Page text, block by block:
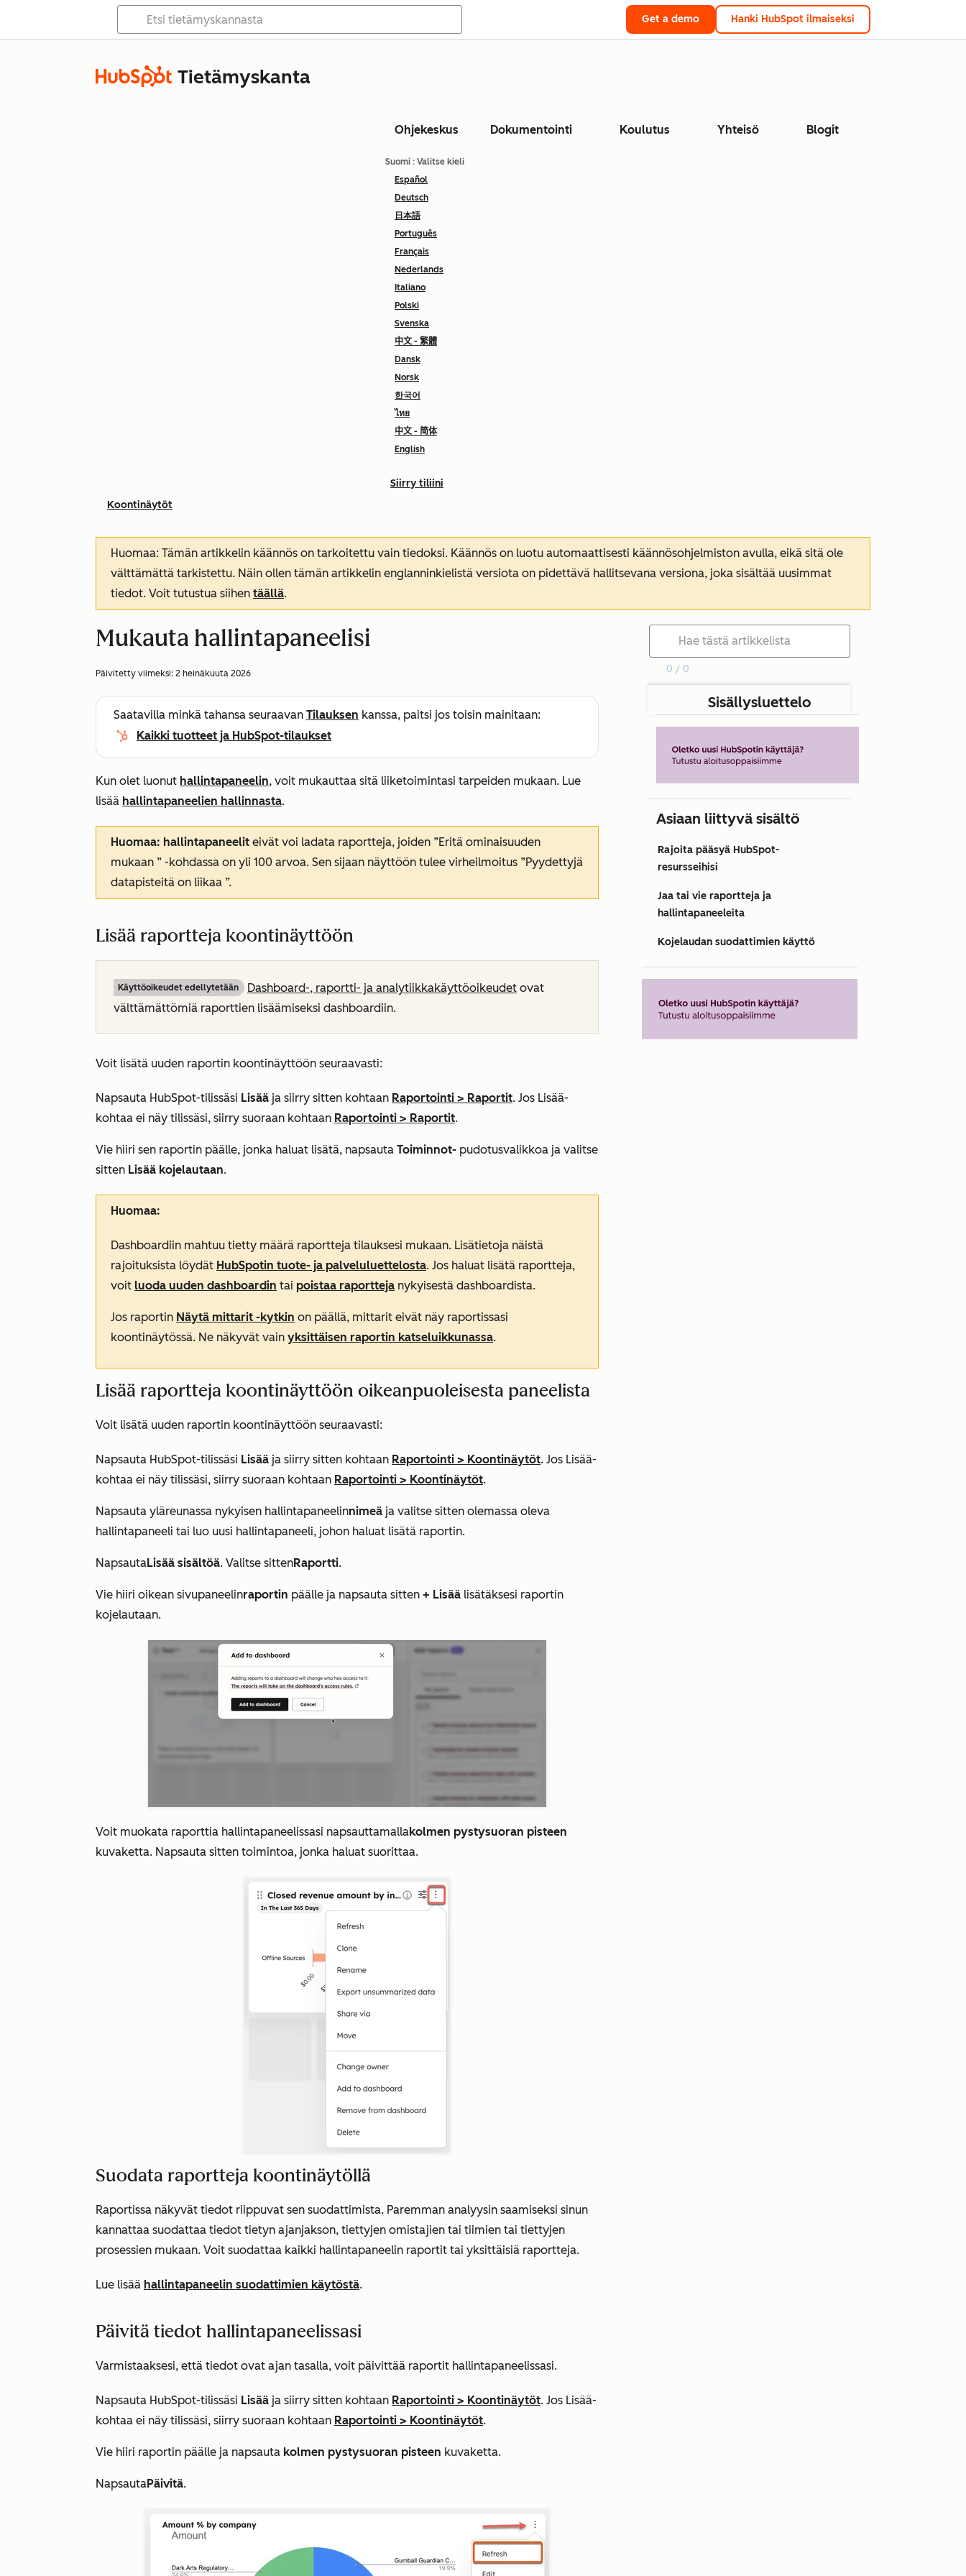
Get a demo Hanki HubSpot ilmaiseksi
Tietämyskanta
Ohjekeskus Dokumentointi Koulutus Yhteisö Blogit
Suomi : Valitse kieli
Español
Deutsch
日本語
Português
Français
Nederlands
Italiano
Polski
Svenska
中文 - 繁體
Dansk
Norsk
한국어
ไทย
中文 - 简体
English
Siirry tiliini
Koontinäytöt
Huomaa: Tämän artikkelin käännös on tarkoitettu vain tiedoksi. Käännös on luotu automaattisesti käännösohjelmiston avulla, eikä sitä ole
välttämättä tarkistettu. Näin ollen tämän artikkelin englanninkielistä versiota on pidettävä hallitsevana versiona, joka sisältää uusimmat
tiedot. Voit tutustua siihen täällä.
Mukauta hallintapaneelisi
Päivitetty viimeksi: 2 heinäkuuta 2026
Saatavilla minkä tahansa seuraavan Tilauksen kanssa, paitsi jos toisin mainitaan:
Kaikki tuotteet ja HubSpot-tilaukset
Kun olet luonut hallintapaneelin, voit mukauttaa sitä liiketoimintasi tarpeiden mukaan. Lue
lisää hallintapaneelien hallinnasta.
Huomaa: hallintapaneelit eivät voi ladata raportteja, joiden ”Eritä ominaisuuden
mukaan ” -kohdassa on yli 100 arvoa. Sen sijaan näyttöön tulee virheilmoitus ”Pyydettyjä
datapisteitä on liikaa ”.
Lisää raportteja koontinäyttöön
Käyttöoikeudet edellytetään Dashboard-, raportti- ja analytiikkakäyttöoikeudet ovat
välttämättömiä raporttien lisäämiseksi dashboardiin.
Voit lisätä uuden raportin koontinäyttöön seuraavasti:
Napsauta HubSpot-tilissäsi Lisää ja siirry sitten kohtaan Raportointi > Raportit. Jos Lisää-
kohtaa ei näy tilissäsi, siirry suoraan kohtaan Raportointi > Raportit.
Vie hiiri sen raportin päälle, jonka haluat lisätä, napsauta Toiminnot- pudotusvalikkoa ja valitse
sitten Lisää kojelautaan.
Huomaa:
Dashboardiin mahtuu tietty määrä raportteja tilauksesi mukaan. Lisätietoja näistä
rajoituksista löydät HubSpotin tuote- ja palveluluettelosta. Jos haluat lisätä raportteja,
voit luoda uuden dashboardin tai poistaa raportteja nykyisestä dashboardista.
Jos raportin Näytä mittarit -kytkin on päällä, mittarit eivät näy raportissasi
koontinäytössä. Ne näkyvät vain yksittäisen raportin katseluikkunassa.
Lisää raportteja koontinäyttöön oikeanpuoleisesta paneelista
Voit lisätä uuden raportin koontinäyttöön seuraavasti:
Napsauta HubSpot-tilissäsi Lisää ja siirry sitten kohtaan Raportointi > Koontinäytöt. Jos Lisää-
kohtaa ei näy tilissäsi, siirry suoraan kohtaan Raportointi > Koontinäytöt.
Napsauta yläreunassa nykyisen hallintapaneelinnimeä ja valitse sitten olemassa oleva
hallintapaneeli tai luo uusi hallintapaneeli, johon haluat lisätä raportin.
NapsautaLisää sisältöä. Valitse sittenRaportti.
Vie hiiri oikean sivupaneelinraportin päälle ja napsauta sitten + Lisää lisätäksesi raportin
kojelautaan.
Voit muokata raporttia hallintapaneelissasi napsauttamallakolmen pystysuoran pisteen
kuvaketta. Napsauta sitten toimintoa, jonka haluat suorittaa.
Suodata raportteja koontinäytöllä
Raportissa näkyvät tiedot riippuvat sen suodattimista. Paremman analyysin saamiseksi sinun
kannattaa suodattaa tiedot tietyn ajanjakson, tiettyjen omistajien tai tiimien tai tiettyjen
prosessien mukaan. Voit suodattaa kaikki hallintapaneelin raportit tai yksittäisiä raportteja.
Lue lisää hallintapaneelin suodattimien käytöstä.
Päivitä tiedot hallintapaneelissasi
Varmistaaksesi, että tiedot ovat ajan tasalla, voit päivittää raportit hallintapaneelissasi.
Napsauta HubSpot-tilissäsi Lisää ja siirry sitten kohtaan Raportointi > Koontinäytöt. Jos Lisää-
kohtaa ei näy tilissäsi, siirry suoraan kohtaan Raportointi > Koontinäytöt.
Vie hiiri raportin päälle ja napsauta kolmen pystysuoran pisteen kuvaketta.
NapsautaPäivitä.
0 / 0
Sisällysluettelo
Asiaan liittyvä sisältö
Rajoita pääsyä HubSpot-
resursseihisi
Jaa tai vie raportteja ja
hallintapaneeleita
Kojelaudan suodattimien käyttö